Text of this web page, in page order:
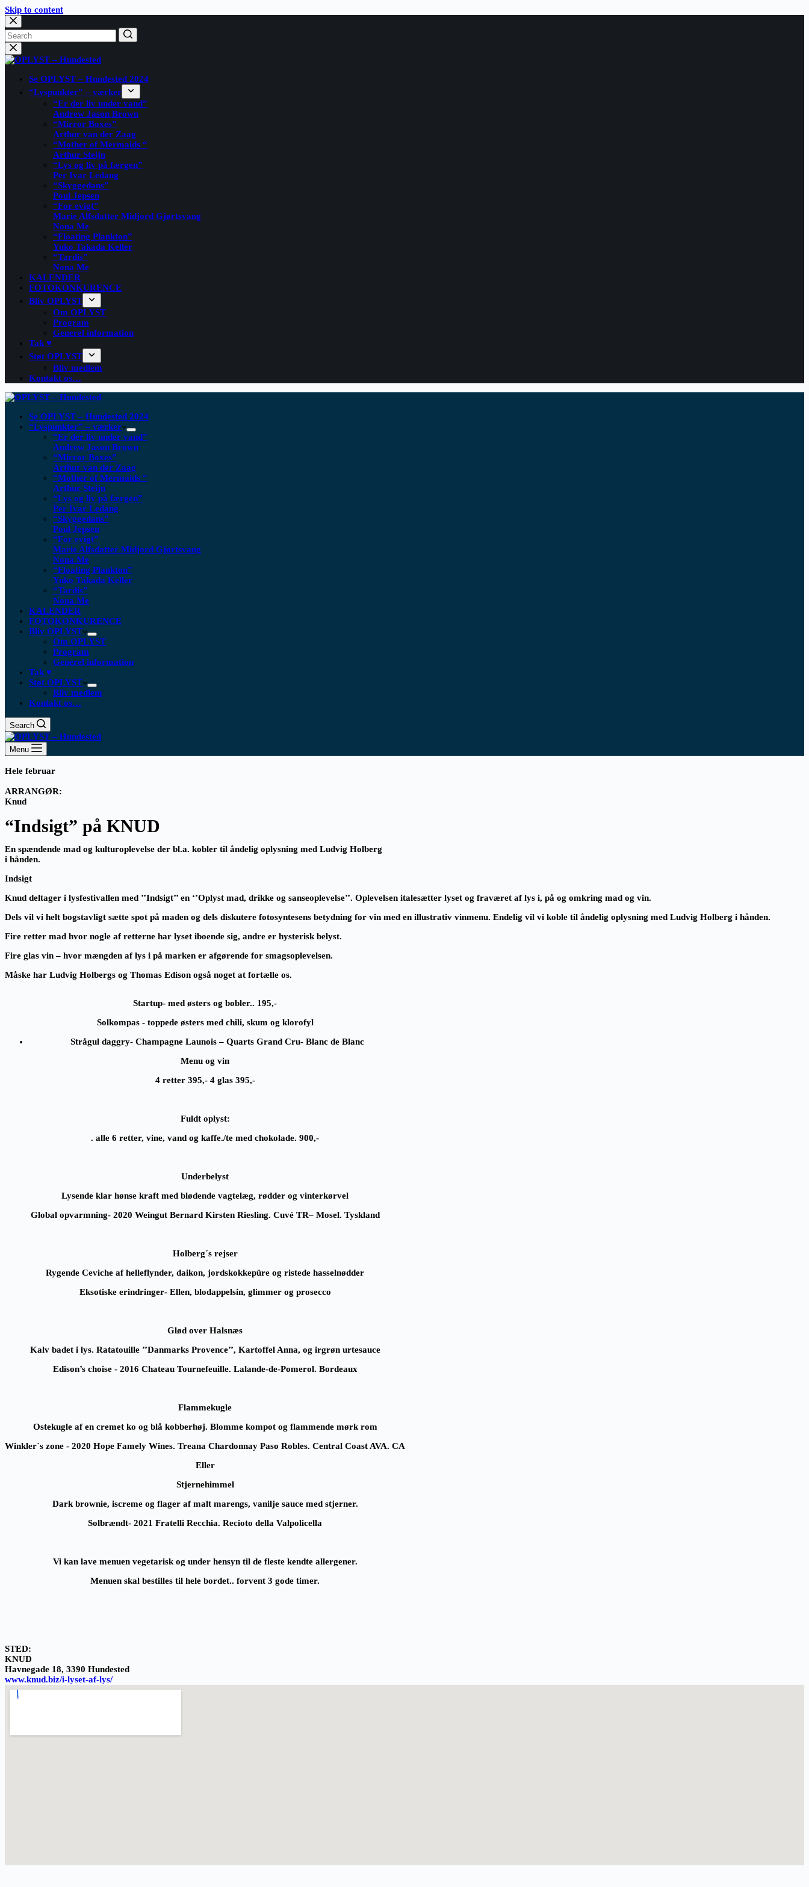
Skip to content
Se OPLYST – Hundested 2024
“Lyspunkter” – værker
“Er der liv under vand”
Andrew Jason Brown
“Mirror Boxes”
Arthur van der Zaag
“Mother of Mermaids “
Arthur Steijn
“Lys og liv på færgen”
Per Ivar Ledang
“Skyggedans”
Poul Jepsen
“For evigt”
Marie Alfsdatter Midjord Gjørtsvang
Nona Me
“Floating Plankton​”
Yuko Takada Keller
“Tardis”
Nona Me
KALENDER
FOTOKONKURENCE
Bliv OPLYST
Om OPLYST
Program
Generel information
Tak ♥
Støt OPLYST
Bliv medlem
Kontakt os…
Se OPLYST – Hundested 2024
“Lyspunkter” – værker
“Er der liv under vand”
Andrew Jason Brown
“Mirror Boxes”
Arthur van der Zaag
“Mother of Mermaids “
Arthur Steijn
“Lys og liv på færgen”
Per Ivar Ledang
“Skyggedans”
Poul Jepsen
“For evigt”
Marie Alfsdatter Midjord Gjørtsvang
Nona Me
“Floating Plankton​”
Yuko Takada Keller
“Tardis”
Nona Me
KALENDER
FOTOKONKURENCE
Bliv OPLYST
Om OPLYST
Program
Generel information
Tak ♥
Støt OPLYST
Bliv medlem
Kontakt os…
Search
Menu
Hele februar
ARRANGØR:
Knud
“Indsigt” på KNUD
En spændende mad og kulturoplevelse der bl.a. kobler til åndelig oplysning med Ludvig Holberg
i hånden.
Indsigt
Knud deltager i lysfestivallen med ’’Indsigt’’ en ‘’Oplyst mad, drikke og sanseoplevelse’’. Oplevelsen italesætter lyset og fraværet af lys i, på og omkring mad og vin.
Dels vil vi helt bogstavligt sætte spot på maden og dels diskutere fotosyntesens betydning for vin med en illustrativ vinmenu. Endelig vil vi koble til åndelig oplysning med Ludvig Holberg i hånden.
Fire retter mad hvor nogle af retterne har lyset iboende sig, andre er hysterisk belyst.
Fire glas vin – hvor mængden af lys i på marken er afgørende for smagsoplevelsen.
Måske har Ludvig Holbergs og Thomas Edison også noget at fortælle os.
Startup- med østers og bobler.. 195,-
Solkompas- toppede østers med chili, skum og klorofyl
Strågul daggry- Champagne Launois – Quarts Grand Cru- Blanc de Blanc
Menu og vin
4 retter 395,- 4 glas 395,-
Fuldt oplyst:
. alle 6 retter, vine, vand og kaffe./te med chokolade. 900,-
Underbelyst
Lysende klar hønse kraft med blødende vagtelæg, rødder og vinterkørvel
Global opvarmning-2020 Weingut Bernard Kirsten Riesling. Cuvé TR– Mosel. Tyskland
Holberg´s rejser
Rygende Ceviche af helleflynder, daikon, jordskokkepüre og ristede hasselnødder
Eksotiske erindringer- Ellen, blodappelsin, glimmer og prosecco
Glød over Halsnæs
Kalv badet i lys. Ratatouille ’’Danmarks Provence’’, Kartoffel Anna, og irgrøn urtesauce
Edison’s choise- 2016 Chateau Tournefeuille. Lalande-de-Pomerol. Bordeaux
Flammekugle
Ostekugle af en cremet ko og blå kobberhøj. Blomme kompot og flammende mørk rom
Winkler´s zone - 2020 Hope Famely Wines. Treana Chardonnay Paso Robles. Central Coast AVA. CA
Eller
Stjernehimmel
Dark brownie, iscreme og flager af malt marengs, vanilje sauce med stjerner.
Solbrændt- 2021 Fratelli Recchia. Recioto della Valpolicella
Vi kan lave menuen vegetarisk og under hensyn til de fleste kendte allergener.
Menuen skal bestilles til hele bordet.. forvent 3 gode timer.
STED:
KNUD
Havnegade 18, 3390 Hundested
www.knud.biz/i-lyset-af-lys/